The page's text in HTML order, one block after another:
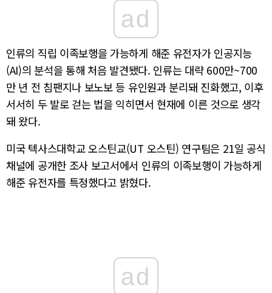
ad
인류의 직립 이족보행을 가능하게 해준 유전자가 인공지능
(AI)의 분석을 통해 처음 발견됐다. 인류는 대략 600만~700
만 년 전 침팬지나 보노보 등 유인원과 분리돼 진화했고, 이후
서서히 두 발로 걷는 법을 익히면서 현재에 이른 것으로 생각
돼 왔다.
미국 텍사스대학교 오스틴교(UT 오스틴) 연구팀은 21일 공식
채널에 공개한 조사 보고서에서 인류의 이족보행이 가능하게
해준 유전자를 특정했다고 밝혔다.
ad